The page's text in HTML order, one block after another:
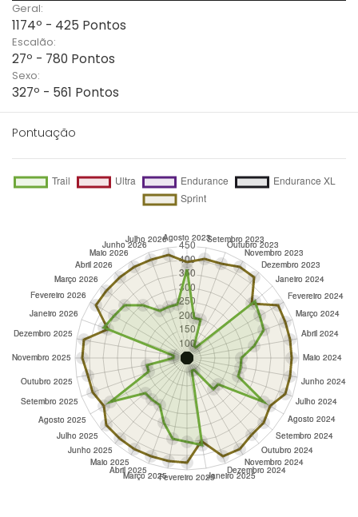
Geral:
1174º - 425 Pontos
Escalão:
27º - 780 Pontos
Sexo:
327º - 561 Pontos
Pontuação